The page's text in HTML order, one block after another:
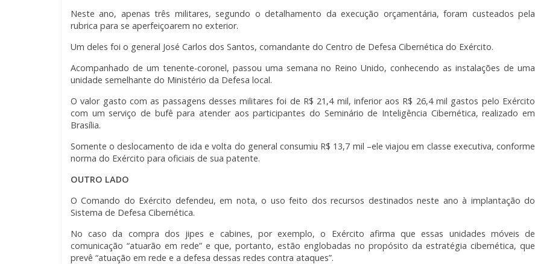
Neste ano, apenas três militares, segundo o detalhamento da execução orçamentária, foram custeados pela
rubrica para se aperfeiçoarem no exterior.
Um deles foi o general José Carlos dos Santos, comandante do Centro de Defesa Cibernética do Exército.
Acompanhado de um tenente-coronel, passou uma semana no Reino Unido, conhecendo as instalações de uma
unidade semelhante do Ministério da Defesa local.
O valor gasto com as passagens desses militares foi de R$ 21,4 mil, inferior aos R$ 26,4 mil gastos pelo Exército
com um serviço de bufê para atender aos participantes do Seminário de Inteligência Cibernética, realizado em
Brasília.
Somente o deslocamento de ida e volta do general consumiu R$ 13,7 mil –ele viajou em classe executiva, conforme
norma do Exército para oficiais de sua patente.
OUTRO LADO
O Comando do Exército defendeu, em nota, o uso feito dos recursos destinados neste ano à implantação do
Sistema de Defesa Cibernética.
No caso da compra dos jipes e cabines, por exemplo, o Exército afirma que essas unidades móveis de
comunicação “atuarão em rede” e que, portanto, estão englobadas no propósito da estratégia cibernética, que
prevê “atuação em rede e a defesa dessas redes contra ataques”.